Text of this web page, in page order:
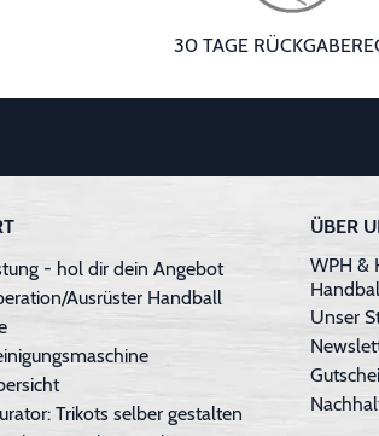
30 TAGE
- hol dir dein Angebot
Ausrüster Handball
Trikots selber gestalten
ÜBER
WPH &
Unser